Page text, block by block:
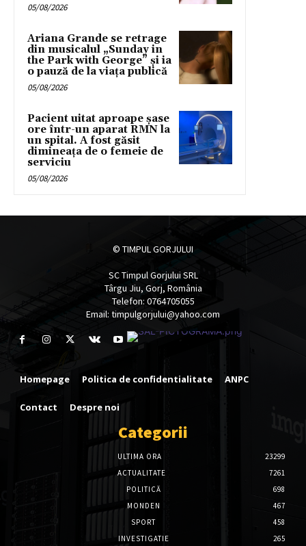
05/08/2026
Ariana Grande se retrage
din musicalul „Sunday in
the Park with George” și ia
o pauză de la viața publică
05/08/2026
Pacient uitat aproape șase
ore într-un aparat RMN la
un spital. A fost găsit
dimineața de o femeie de
serviciu
05/08/2026
© TIMPUL GORJULUI
SC Timpul Gorjului SRL
Târgu Jiu, Gorj, România
Telefon: 0764705055
Email: timpulgorjului@yahoo.com
Homepage Politica de confidentialitate ANPC
Contact Despre noi
Categorii
ULTIMA ORA
23299
ACTUALITATE
7261
POLITICĂ
698
MONDEN
467
SPORT
458
INVESTIGATIE
265